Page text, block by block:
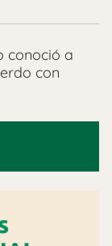
conoció a
con